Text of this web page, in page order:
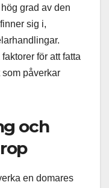
grad av den
sig i,
för att fatta
påverkar
och
en domares